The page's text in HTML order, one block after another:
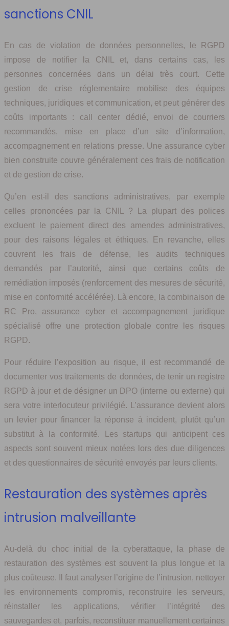
sanctions CNIL
En cas de violation de données personnelles, le RGPD
impose de notifier la CNIL et, dans certains cas, les
personnes concernées dans un délai très court. Cette
gestion de crise réglementaire mobilise des équipes
techniques, juridiques et communication, et peut générer des
coûts importants : call center dédié, envoi de courriers
recommandés, mise en place d’un site d’information,
accompagnement en relations presse. Une assurance cyber
bien construite couvre généralement ces frais de notification
et de gestion de crise.
Qu’en est‑il des sanctions administratives, par exemple
celles prononcées par la CNIL ? La plupart des polices
excluent le paiement direct des amendes administratives,
pour des raisons légales et éthiques. En revanche, elles
couvrent les frais de défense, les audits techniques
demandés par l’autorité, ainsi que certains coûts de
remédiation imposés (renforcement des mesures de sécurité,
mise en conformité accélérée). Là encore, la combinaison de
RC Pro, assurance cyber et accompagnement juridique
spécialisé offre une protection globale contre les risques
RGPD.
Pour réduire l’exposition au risque, il est recommandé de
documenter vos traitements de données, de tenir un registre
RGPD à jour et de désigner un DPO (interne ou externe) qui
sera votre interlocuteur privilégié. L’assurance devient alors
un levier pour financer la réponse à incident, plutôt qu’un
substitut à la conformité. Les startups qui anticipent ces
aspects sont souvent mieux notées lors des due diligences
et des questionnaires de sécurité envoyés par leurs clients.
Restauration des systèmes après
intrusion malveillante
Au‑delà du choc initial de la cyberattaque, la phase de
restauration des systèmes est souvent la plus longue et la
plus coûteuse. Il faut analyser l’origine de l’intrusion, nettoyer
les environnements compromis, reconstruire les serveurs,
réinstaller les applications, vérifier l’intégrité des
sauvegardes et, parfois, reconstituer manuellement certaines